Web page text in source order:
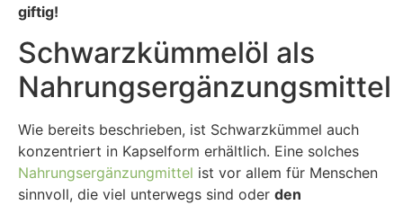
giftig!
Schwarzkümmelöl als
Nahrungsergänzungsmittel
Wie bereits beschrieben, ist Schwarzkümmel auch
konzentriert in Kapselform erhältlich. Eine solches
Nahrungsergänzungmittel ist vor allem für Menschen
sinnvoll, die viel unterwegs sind oder den